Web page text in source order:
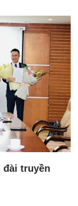
đài truyền